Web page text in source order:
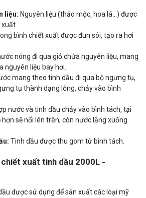
liệu: Nguyên liệu (thảo mộc, hoa lá...) được
bình chiết xuất được đun sôi, tạo ra hơi
nóng đi qua giỏ chứa nguyên liệu, mang
nguyên liệu bay hơi.
mang theo tinh dầu đi qua bộ ngưng tụ,
tụ thành dạng lỏng, chảy vào bình
nước và tinh dầu chảy vào bình tách, tại
sẽ nổi lên trên, còn nước lắng xuống
Tinh dầu được thu gom từ bình tách.
chiết xuất tinh dầu 2000L -
được sử dụng để sản xuất các loại mỹ